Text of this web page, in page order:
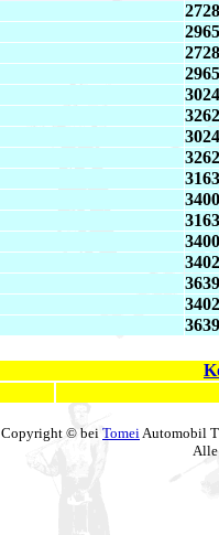
Copyright © bei TomeiAutomobil
Alle